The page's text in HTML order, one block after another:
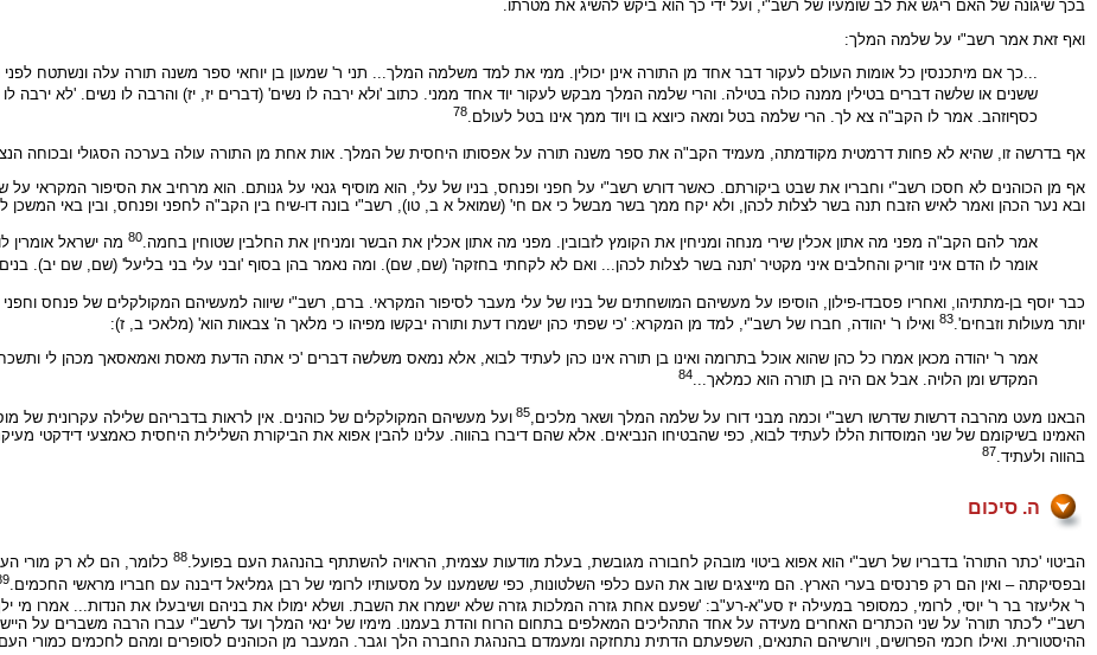
בכך שיגונה של האם ריגש את לב שומעיו של רשב"י, ועל ידי כך הוא ביקש להשיג את מטרתו.
ואף זאת אמר רשב"י על שלמה המלך:
...כך אם מיתכנסין כל אומות העולם לעקור דבר אחד מן התורה אינן יכולין. ממי את למד משלמה המלך... תני ר' שמעון בן יוחאי ספר משנה תורה עלה ונשתטח
ששנים או שלשה דברים בטילין ממנה כולה בטילה. והרי שלמה המלך מבקש לעקור יוד אחד ממני. כתוב 'ולא ירבה לו נשים' (דברים יז, יז) והרבה לו נשים. 'לא ירבה
כסףוזהב. אמר לו הקב"ה צא לך. הרי שלמה בטל ומאה כיוצא בו ויוד ממך אינו בטל לעולם. 78
אף בדרשה זו, שהיא לא פחות דרמטית מקודמתה, מעמיד הקב"ה את ספר משנה תורה על אפסותו היחסית של המלך. אות אחת מן התורה עולה בערכה הסגולי ובכוחה
אף מן הכוהנים לא חסכו רשב"י וחבריו את שבט ביקורתם. כאשר דורש רשב"י על חפני ופנחס, בניו של עלי, הוא מוסיף גנאי על גנותם. הוא מרחיב את הסיפור המקראי
ובא נער הכהן ואמר לאיש הזבח תנה בשר לצלות לכהן, ולא יקח ממך בשר מבשל כי אם חי' (שמואל א ב, טו), רשב"י בונה דו-שיח בין הקב"ה לחפני ופנחס, ובין באי המשכן
אמר להם הקב"ה מפני מה אתון אכלין שירי מנחה ומניחין את הקומץ לזבובין. מפני מה אתון אכלין את הבשר ומניחין את החלבין שטוחין בחמה.80 מה ישראל אומרין
אומר לו הדם איני זוריק והחלבים איני מקטיר 'תנה בשר לצלות לכהן... ואם לא לקחתי בחזקה' (שם, שם). ומה נאמר בהן בסוף 'ובני עלי בני בליעל' (שם, שם יב).
כבר יוסף בן-מתתיהו, ואחריו פסבדו-פילון, הוסיפו על מעשיהם המושחתים של בניו של עלי מעבר לסיפור המקראי. ברם, רשב"י שיווה למעשיהם המקולקלים של פנחס וחפני
יותר מעולות וזבחים'.83 ואילו ר' יהודה, חברו של רשב"י, למד מן המקרא: 'כי שפתי כהן ישמרו דעת ותורה יבקשו מפיהו כי מלאך ה' צבאות הוא' (מלאכי ב, ז):
אמר ר' יהודה מכאן אמרו כל כהן שהוא אוכל בתרומה ואינו בן תורה אינו כהן לעתיד לבוא, אלא נמאס משלשה דברים 'כי אתה הדעת מאסת ואמאסאך מכהן לי
המקדש ומן הלויה. אבל אם היה בן תורה הוא כמלאך...84
הבאנו מעט מהרבה דרשות שדרשו רשב"י וכמה מבני דורו על שלמה המלך ושאר מלכים,85 ועל מעשיהם המקולקלים של כוהנים. אין לראות בדבריהם שלילה עקרונית של
האמינו בשיקומם של שני המוסדות הללו לעתיד לבוא, כפי שהבטיחו הנביאים. אלא שהם דיברו בהווה. עלינו להבין אפוא את הביקורת השלילית היחסית כאמצעי דידקטי
בהווה ולעתיד.87
ה. סיכום
הביטוי 'כתר התורה' בדבריו של רשב"י הוא אפוא ביטוי מובהק לחבורה מגובשת, בעלת מודעות עצמית, הראויה להשתתף בהנהגת העם בפועל.88 כלומר, הם לא רק מורי
ובפסיקתה – ואין הם רק פרנסים בערי הארץ. הם מייצגים שוב את העם כלפי השלטונות, כפי ששמענו על מסעותיו לרומי של רבן גמליאל דיבנה עם חבריו מראשי החכמים.
ר' אליעזר בר ר' יוסי, לרומי, כמסופר במעילה יז סע"א-רע"ב: 'שפעם אחת גזרה המלכות גזרה שלא ישמרו את השבת. ושלא ימולו את בניהם ושיבעלו את הנדות... אמרו מי ילך
רשב"י ל'כתר תורה' על שני הכתרים האחרים מעידה על אחד התהליכים המאלפים בתחום הרוח והדת בעמנו. מימיו של ינאי המלך ועד לרשב"י עברו הרבה משברים על
ההיסטורית. ואילו חכמי הפרושים, ויורשיהם התנאים, השפעתם הדתית נתחזקה ומעמדם בהנהגת החברה הלך וגבר. המעבר מן הכוהנים לסופרים ומהם לחכמים כמורי